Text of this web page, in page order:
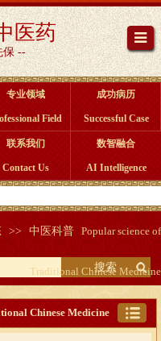
医药
保 --
专业领域
Field
成功病历
Successful Case
联系我们
Contact Us
数智融合
AI Intelligence
>> 中医科普 Popular science of
Traditional Chinese Medicine
搜索
Chinese Medicine